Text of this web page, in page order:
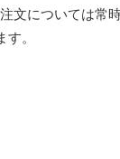
文については常
。